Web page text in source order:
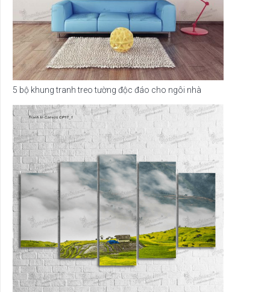
5 bộ khung tranh treo tường độc đáo cho ngôi nhà